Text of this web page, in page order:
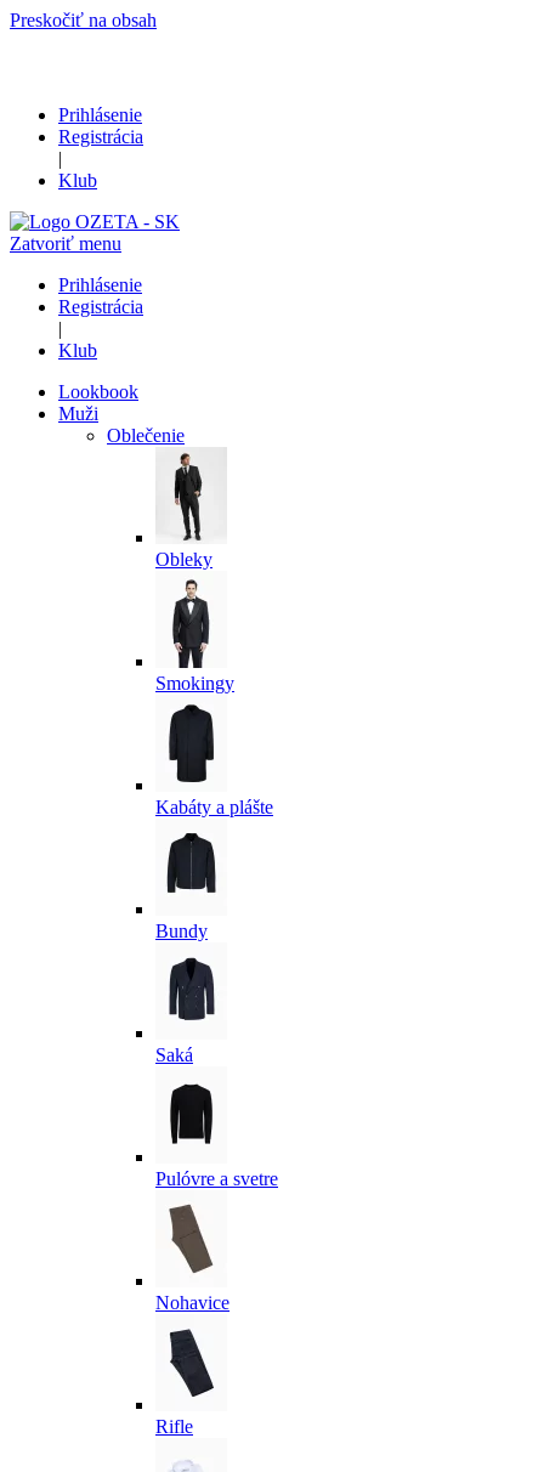
Preskočiť na obsah
Prihlásenie
Registrácia
|
Klub
Zatvoriť menu
Prihlásenie
Registrácia
|
Klub
Lookbook
Muži
Oblečenie
Obleky
Smokingy
Kabáty a plášte
Bundy
Saká
Pulóvre a svetre
Nohavice
Rifle